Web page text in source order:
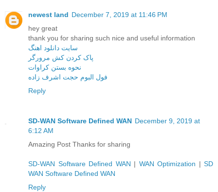
newest land December 7, 2019 at 11:46 PM
hey great
thank you for sharing such nice and useful information
سایت دانلود اهنگ
پاک کردن کش مرورگر
نحوه بستن کراوات
فول البوم حجت اشرف زاده
Reply
SD-WAN Software Defined WAN December 9, 2019 at
6:12 AM
Amazing Post Thanks for sharing
SD-WAN Software Defined WAN | WAN Optimization | SD
WAN Software Defined WAN
Reply